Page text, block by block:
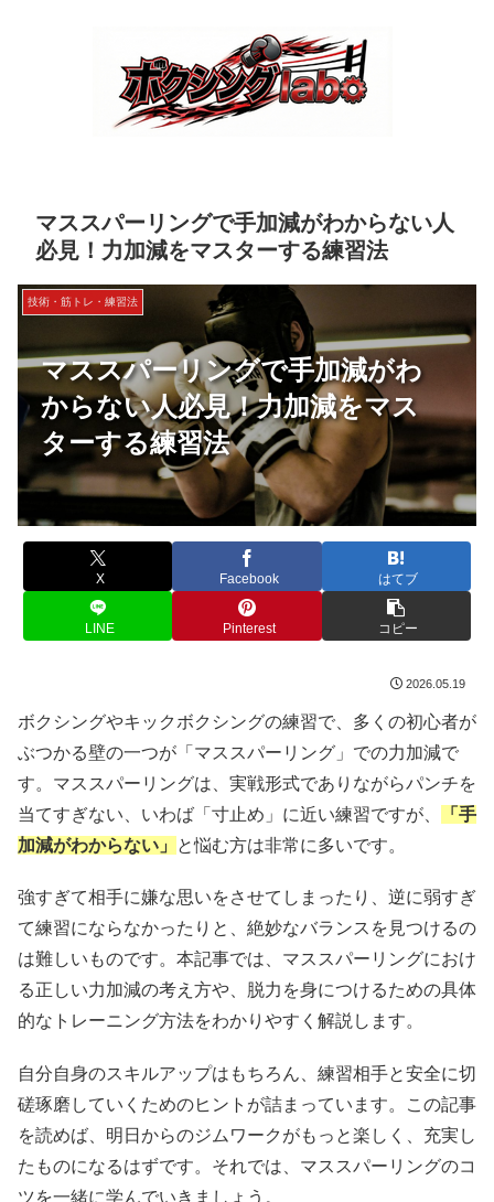
マススパーリングで手加減がわからない人
必見！力加減をマスターする練習法
マススパーリングで手加減がわ
からない人必見！力加減をマス
ターする練習法
技術・筋トレ・練習法
X Facebook はてブ
LINE Pinterest コピー
2026.05.19
ボクシングやキックボクシングの練習で、多くの初心者が
ぶつかる壁の一つが「マススパーリング」での力加減で
す。マススパーリングは、実戦形式でありながらパンチを
当てすぎない、いわば「寸止め」に近い練習ですが、
「手
加減がわからない」
と悩む方は非常に多いです。
強すぎて相手に嫌な思いをさせてしまったり、逆に弱すぎ
て練習にならなかったりと、絶妙なバランスを見つけるの
は難しいものです。本記事では、マススパーリングにおけ
る正しい力加減の考え方や、脱力を身につけるための具体
的なトレーニング方法をわかりやすく解説します。
自分自身のスキルアップはもちろん、練習相手と安全に切
磋琢磨していくためのヒントが詰まっています。この記事
を読めば、明日からのジムワークがもっと楽しく、充実し
たものになるはずです。それでは、マススパーリングのコ
ツを一緒に学んでいきましょう。